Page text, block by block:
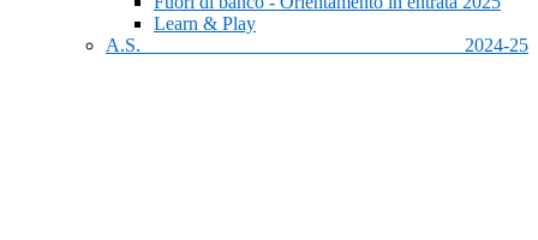
Learn & Play
A.S. 2024-25